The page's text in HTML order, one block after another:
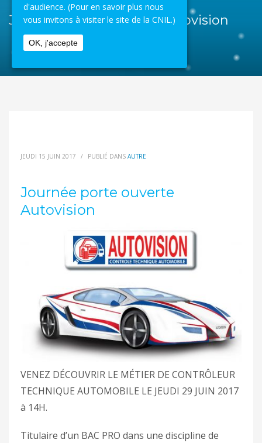
Journée porte ouverte Autovision
JEUDI 15 JUIN 2017 / PUBLIÉ DANS AUTRE
Journée porte ouverte
Autovision
VENEZ DÉCOUVRIR LE MÉTIER DE CONTRÔLEUR
TECHNIQUE AUTOMOBILE LE JEUDI 29 JUIN 2017
à 14H.
Titulaire d’un BAC PRO dans une discipline de
d'audience. (Pour en savoir plus nous
vous invitons à visiter le site de la CNIL.)
OK, j'accepte